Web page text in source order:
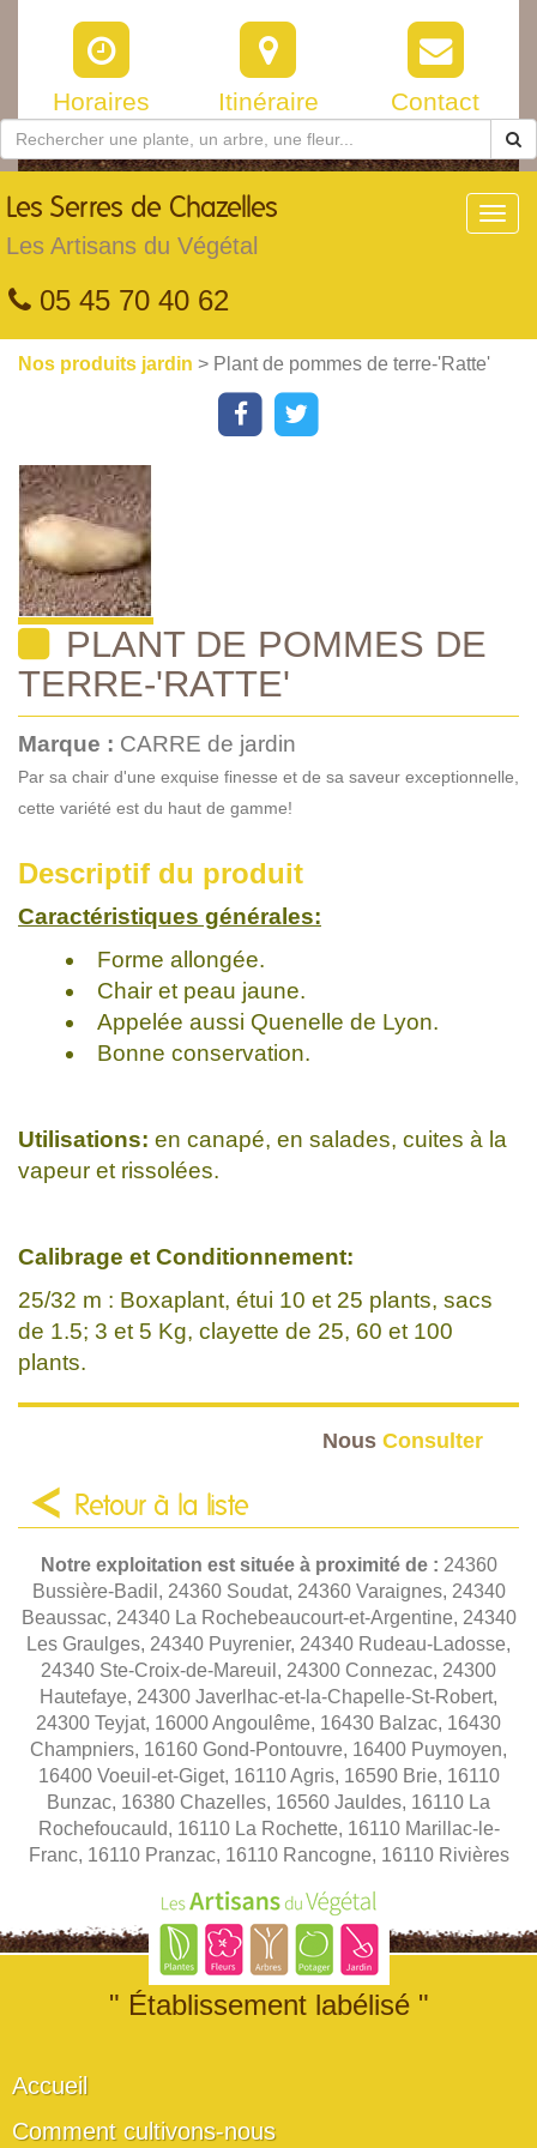
Horaires Itinéraire Contact
Les Serres de Chazelles
Les Artisans du Végétal
05 45 70 40 62
Nos produits jardin > Plant de pommes de terre-'Ratte'
PLANT DE POMMES DE
TERRE-'RATTE'
Marque : CARRE de jardin
Par sa chair d'une exquise finesse et de sa saveur exceptionnelle,
cette variété est du haut de gamme!
Descriptif du produit
Caractéristiques générales:
Forme allongée.
Chair et peau jaune.
Appelée aussi Quenelle de Lyon.
Bonne conservation.
Utilisations: en canapé, en salades, cuites à la
vapeur et rissolées.
Calibrage et Conditionnement:
25/32 m : Boxaplant, étui 10 et 25 plants, sacs
de 1.5; 3 et 5 Kg, clayette de 25, 60 et 100
plants.
Nous Consulter
Retour à la liste
Notre exploitation est située à proximité de : 24360
Bussière-Badil, 24360 Soudat, 24360 Varaignes, 24340
Beaussac, 24340 La Rochebeaucourt-et-Argentine, 24340
Les Graulges, 24340 Puyrenier, 24340 Rudeau-Ladosse,
24340 Ste-Croix-de-Mareuil, 24300 Connezac, 24300
Hautefaye, 24300 Javerlhac-et-la-Chapelle-St-Robert,
24300 Teyjat, 16000 Angoulême, 16430 Balzac, 16430
Champniers, 16160 Gond-Pontouvre, 16400 Puymoyen,
16400 Voeuil-et-Giget, 16110 Agris, 16590 Brie, 16110
Bunzac, 16380 Chazelles, 16560 Jauldes, 16110 La
Rochefoucauld, 16110 La Rochette, 16110 Marillac-le-
Franc, 16110 Pranzac, 16110 Rancogne, 16110 Rivières
" Établissement labélisé "
Accueil
Comment cultivons-nous